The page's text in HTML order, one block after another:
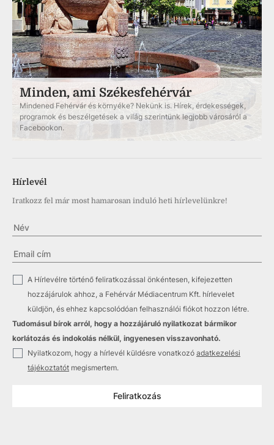
Minden, ami Székesfehérvár
Mindened Fehérvár és környéke? Nekünk is. Hírek, érdekességek,
programok és beszélgetések a világ szerintünk legjobb városáról a
Facebookon.
Hírlevél
Iratkozz fel már most hamarosan induló heti hírlevelünkre!
✓
A Hírlevélre történő feliratkozással önkéntesen, kifejezetten
hozzájárulok ahhoz, a Fehérvár Médiacentrum Kft. hírlevelet
küldjön, és ehhez kapcsolódóan felhasználói fiókot hozzon létre.
Tudomásul bírok arról, hogy a hozzájáruló nyilatkozat bármikor
korlátozás és indokolás nélkül, ingyenesen visszavonható.
✓ Nyilatkozom, hogy a hírlevél küldésre vonatkozó adatkezelési
tájékoztatót megismertem.
Feliratkozás